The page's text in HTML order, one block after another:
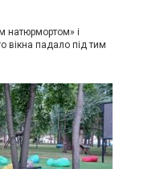
натюрмортом» і
вікна падало під тим